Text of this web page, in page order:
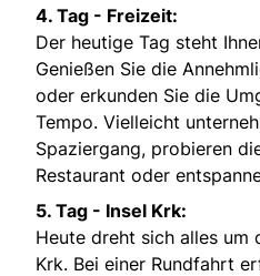
4. Tag - Freizeit:
Der heutige Tag steht
Genießen Sie die
oder erkunden Sie die
Tempo. Vielleicht
Spaziergang, probieren
Restaurant oder
5. Tag - Insel Krk:
Heute dreht sich alles um
Krk. Bei einer Rundfahrt